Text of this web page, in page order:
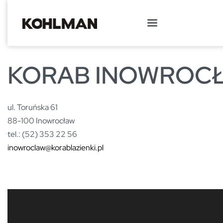
KORAB
ul. Toruńska 61
88-100 Inowrocław
tel.: (52) 353 22 56
inowroclaw@korablazienki.pl